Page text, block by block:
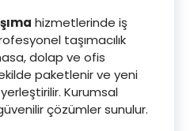
hizmetlerinde iş
taşımacılık
dolap ve ofis
paketlenir ve yeni
Kurumsal
çözümler sunulur.